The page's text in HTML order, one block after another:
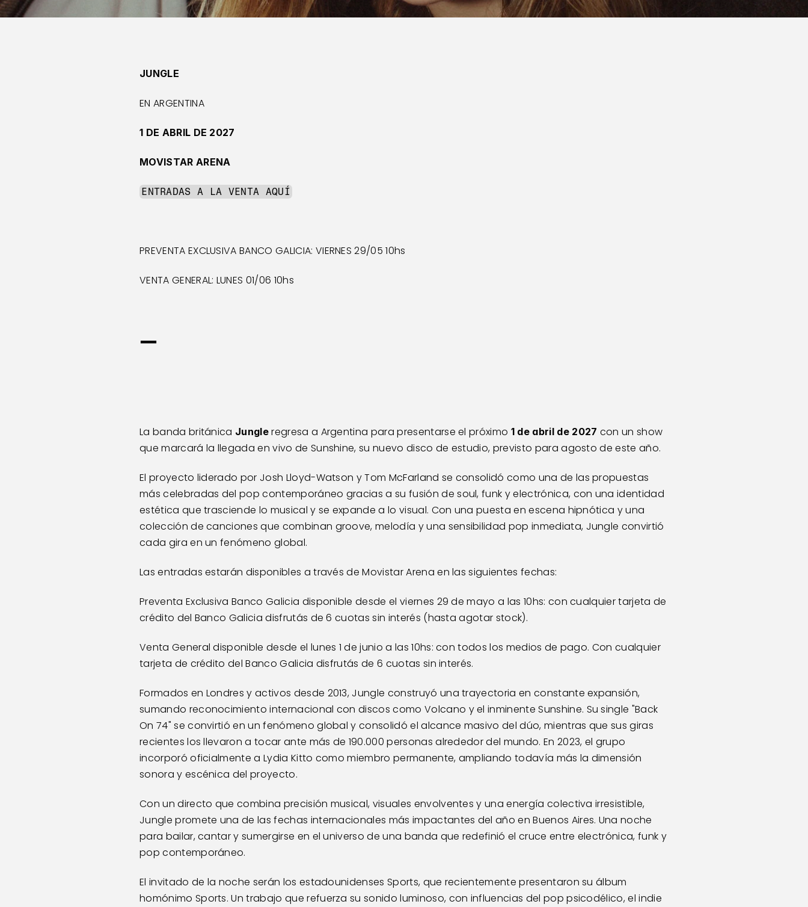
JUNGLE
EN ARGENTINA
1 DE ABRIL DE 2027
MOVISTAR ARENA
ENTRADAS A LA VENTA AQUÍ
PREVENTA EXCLUSIVA BANCO GALICIA: VIERNES 29/05 10hs
VENTA GENERAL: LUNES 01/06 10hs
—
La banda británica Jungle regresa a Argentina para presentarse el próximo 1 de abril de 2027 con un show
que marcará la llegada en vivo de Sunshine, su nuevo disco de estudio, previsto para agosto de este año.
El proyecto liderado por Josh Lloyd-Watson y Tom McFarland se consolidó como una de las propuestas
más celebradas del pop contemporáneo gracias a su fusión de soul, funk y electrónica, con una identidad
estética que trasciende lo musical y se expande a lo visual. Con una puesta en escena hipnótica y una
colección de canciones que combinan groove, melodía y una sensibilidad pop inmediata, Jungle convirtió
cada gira en un fenómeno global.
Las entradas estarán disponibles a través de Movistar Arena en las siguientes fechas:
Preventa Exclusiva Banco Galicia disponible desde el viernes 29 de mayo a las 10hs: con cualquier tarjeta de
crédito del Banco Galicia disfrutás de 6 cuotas sin interés (hasta agotar stock).
Venta General disponible desde el lunes 1 de junio a las 10hs: con todos los medios de pago. Con cualquier
tarjeta de crédito del Banco Galicia disfrutás de 6 cuotas sin interés.
Formados en Londres y activos desde 2013, Jungle construyó una trayectoria en constante expansión,
sumando reconocimiento internacional con discos como Volcano y el inminente Sunshine. Su single "Back
On 74" se convirtió en un fenómeno global y consolidó el alcance masivo del dúo, mientras que sus giras
recientes los llevaron a tocar ante más de 190.000 personas alrededor del mundo. En 2023, el grupo
incorporó oficialmente a Lydia Kitto como miembro permanente, ampliando todavía más la dimensión
sonora y escénica del proyecto.
Con un directo que combina precisión musical, visuales envolventes y una energía colectiva irresistible,
Jungle promete una de las fechas internacionales más impactantes del año en Buenos Aires. Una noche
para bailar, cantar y sumergirse en el universo de una banda que redefinió el cruce entre electrónica, funk y
pop contemporáneo.
El invitado de la noche serán los estadounidenses Sports, que recientemente presentaron su álbum
homónimo Sports. Un trabajo que refuerza su sonido luminoso, con influencias del pop psicodélico, el indie